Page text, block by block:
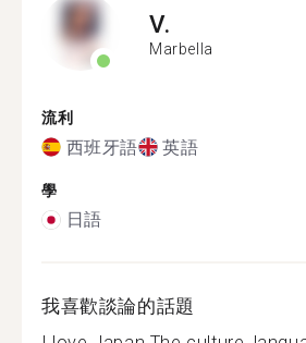
V.
Marbella
流利
西班牙語 英語
學
日語
我喜歡談論的話題